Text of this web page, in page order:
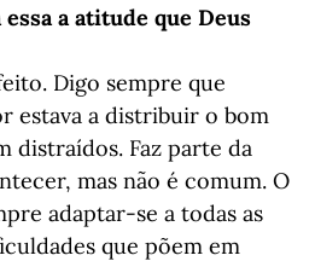
a atitude que Deus
Digo sempre que
estava a distribuir o bom
distraídos. Faz parte da
mas não é comum. O
adaptar-se a todas as
que põem em